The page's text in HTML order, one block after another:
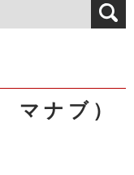
ナブ）